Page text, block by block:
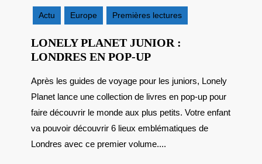
2018
Actu
Europe Premières lectures
LONELY PLANET JUNIOR :
LONDRES EN POP-UPLONELY
JUNIOR
:
LONDRES
EN
POP-
Après les guides de voyage pour les juniors, Lonely
Planet lance une collection de livres en pop-up pour
faire découvrir le monde aux plus petits. Votre enfant
va pouvoir découvrir 6 lieux emblématiques de
Londres avec ce premier volume....